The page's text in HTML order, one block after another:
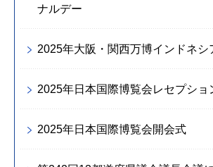
ナルデー
2025年大阪・関西万博インドネシ
2025年日本国際博覧会レセプショ
2025年日本国際博覧会開会式